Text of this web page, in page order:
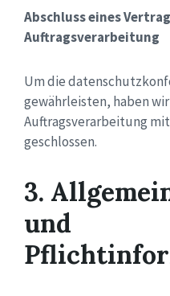
Abschluss eines
Auftragsverarbeitung
Um die
gewährleisten, haben
Auftragsverarbeitung
geschlossen.
3.
und